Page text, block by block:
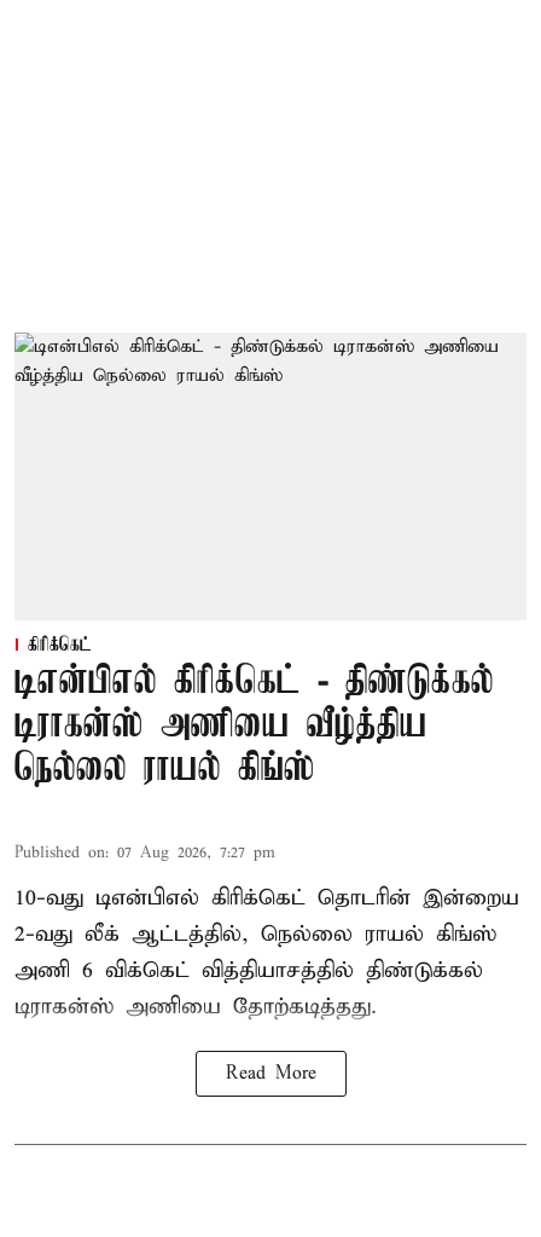
கிரிக்கெட்
டிஎன்பிஎல் கிரிக்கெட் - திண்டுக்கல்
டிராகன்ஸ் அணியை வீழ்த்திய
நெல்லை ராயல் கிங்ஸ்
Published on: 07 Aug 2026, 7:27 pm
10-வது டிஎன்பிஎல் கிரிக்கெட் தொடரின் இன்றைய
2-வது லீக் ஆட்டத்தில், நெல்லை ராயல் கிங்ஸ்
அணி 6 விக்கெட் வித்தியாசத்தில் திண்டுக்கல்
டிராகன்ஸ் அணியை தோற்கடித்தது.
Read More